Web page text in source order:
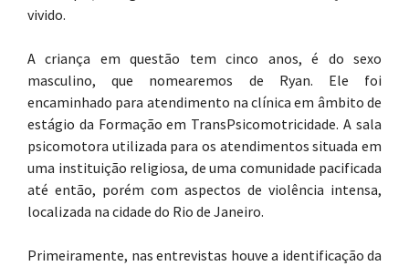
vivido.
A criança em questão tem cinco anos, é do sexo
masculino, que nomearemos de Ryan. Ele foi
encaminhado para atendimento na clínica em âmbito de
estágio da Formação em TransPsicomotricidade. A sala
psicomotora utilizada para os atendimentos situada em
uma instituição religiosa, de uma comunidade pacificada
até então, porém com aspectos de violência intensa,
localizada na cidade do Rio de Janeiro.
Primeiramente, nas entrevistas houve a identificação da